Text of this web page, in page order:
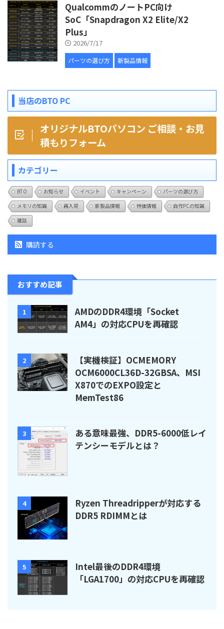
QualcommのノートPC向け
SoC「Snapdragon X2 Elite/X2
Plus」
2026/7/17
パーツの選び方 新製品情報
当店のBTO PC
オリジナルBTOパソコン ご相談・お見
積もりフォーム
カテゴリー
BTO お知らせ イベント キャンペーン
パーツの選び方
メモリの知識
再入荷 新製品情報 特価情報
自作PCの知識
雑談
購読する
おすすめ記事
1
AMDのDDR4環境「Socket
AM4」の対応CPUを再確認
2
【実機検証】OCMEMORY
OCM6000CL36D-32GBSA、MSI
X870でのEXPO設定と
MemTest86
3
ある意味最強、DDR5-6000低レイ
テンシーモデルとは？
4
Ryzen Threadripperが対応する
DDR5 RDIMMとは
5
Intel最後のDDR4環境
「LGA1700」の対応CPUを再確認